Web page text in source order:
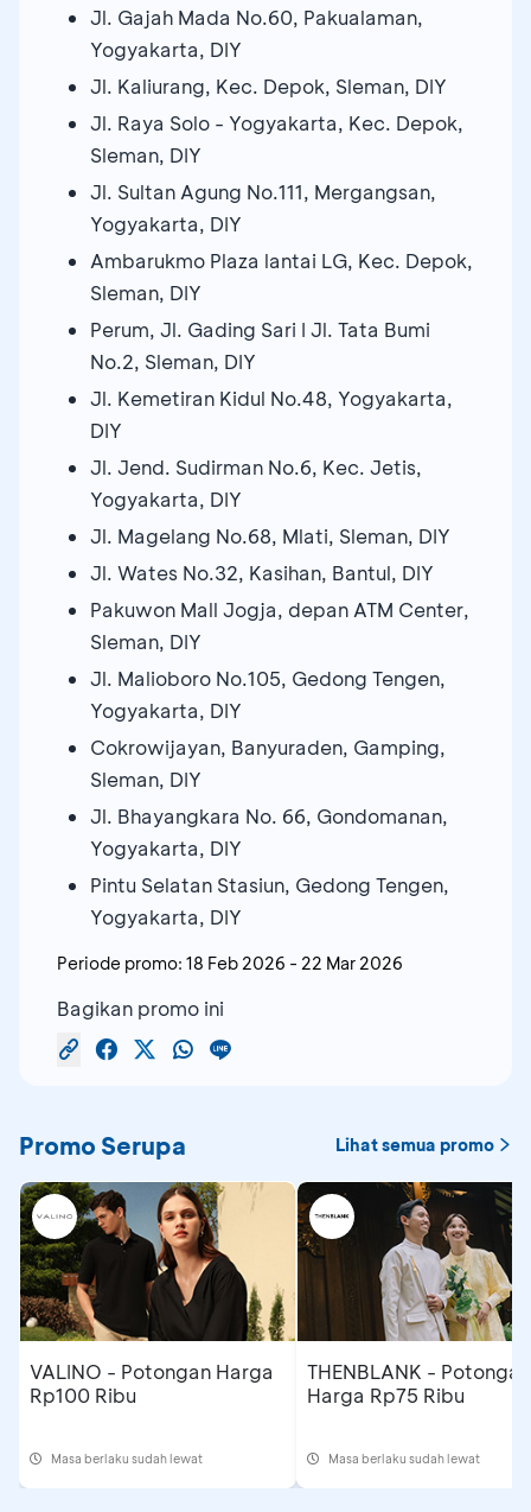
Jl. Gajah Mada No.60, Pakualaman,
Yogyakarta, DIY
Jl. Kaliurang, Kec. Depok, Sleman, DIY
Jl. Raya Solo - Yogyakarta, Kec. Depok,
Sleman, DIY
Jl. Sultan Agung No.111, Mergangsan,
Yogyakarta, DIY
Ambarukmo Plaza lantai LG, Kec. Depok,
Sleman, DIY
Perum, Jl. Gading Sari I Jl. Tata Bumi
No.2, Sleman, DIY
Jl. Kemetiran Kidul No.48, Yogyakarta,
DIY
Jl. Jend. Sudirman No.6, Kec. Jetis,
Yogyakarta, DIY
Jl. Magelang No.68, Mlati, Sleman, DIY
Jl. Wates No.32, Kasihan, Bantul, DIY
Pakuwon Mall Jogja, depan ATM Center,
Sleman, DIY
Jl. Malioboro No.105, Gedong Tengen,
Yogyakarta, DIY
Cokrowijayan, Banyuraden, Gamping,
Sleman, DIY
Jl. Bhayangkara No. 66, Gondomanan,
Yogyakarta, DIY
Pintu Selatan Stasiun, Gedong Tengen,
Yogyakarta, DIY
Periode promo: 18 Feb 2026 - 22 Mar 2026
Bagikan promo ini
Promo Serupa Lihat semua promo
VALINO - Potongan Harga
Rp100 Ribu
Masa berlaku sudah lewat
THENBLANK - Potongan
Harga Rp75 Ribu
Masa berlaku sudah lewat